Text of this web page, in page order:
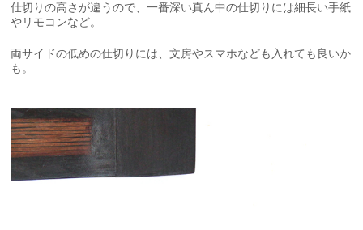
仕切りの高さが違うので、一番深い真ん中の仕切りには細長い手紙
やリモコンなど。
両サイドの低めの仕切りには、文房やスマホなども入れても良いか
も。